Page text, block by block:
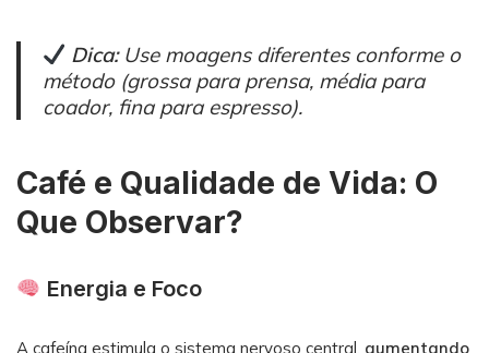
Dica:Use moagens diferentes conforme o
método (grossa para prensa, média para
coador, fina para espresso).
Café e Qualidade de Vida: O
Que Observar?
Energia e Foco
A cafeína estimula o sistema nervoso central, aumentando